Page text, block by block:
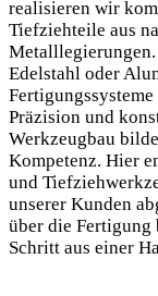
realisieren wir
Tiefziehteile aus
Edelstahl oder
Präzision und
Werkzeugbau
Kompetenz. Hier
und
unserer Kunden
über die Fertigung
Schritt aus einer